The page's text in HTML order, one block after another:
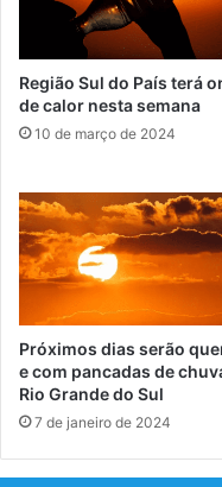
Região Sul do País terá
de calor nesta semana
10 de março de 2024
Próximos dias serão
e com pancadas de
Rio Grande do Sul
7 de janeiro de 2024